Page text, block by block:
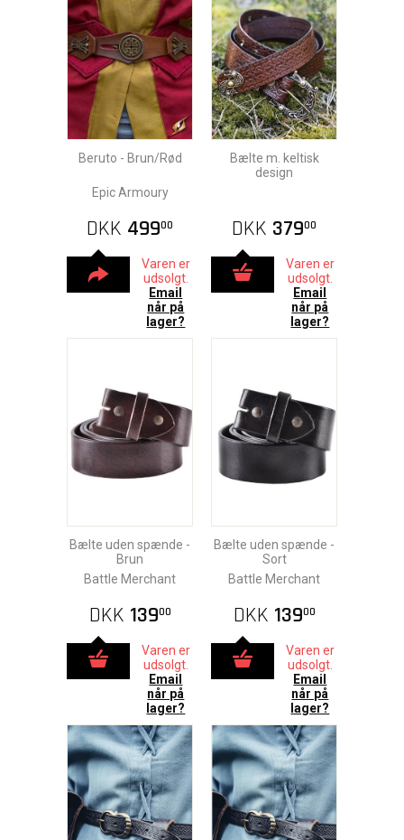
Beruto - Brun/Rød
Epic Armoury
DKK 49900
Varen er
udsolgt.
Email
når på
lager?
Bælte m. keltisk
design
DKK 37900
Varen er
udsolgt.
Email
når på
lager?
Bælte uden spænde -
Brun
Battle Merchant
DKK 13900
Varen er
udsolgt.
Email
når på
lager?
Bælte uden spænde -
Sort
Battle Merchant
DKK 13900
Varen er
udsolgt.
Email
når på
lager?